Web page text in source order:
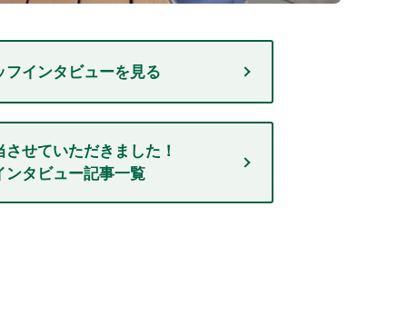
フインタビューを見る
させていただきました！
ンタビュー記事一覧